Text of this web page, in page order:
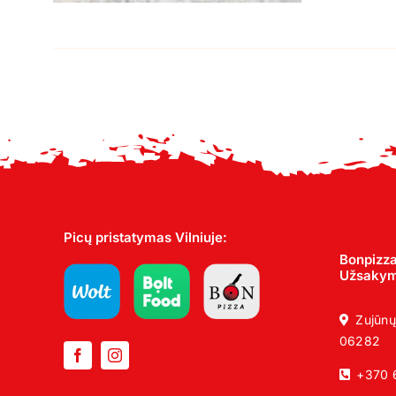
Picų pristatymas Vilniuje:
06282
+370